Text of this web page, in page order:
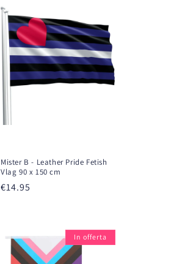
Mister B - Leather Pride Fetish
Vlag 90 x 150 cm
Prezzo
€14.95
In offerta